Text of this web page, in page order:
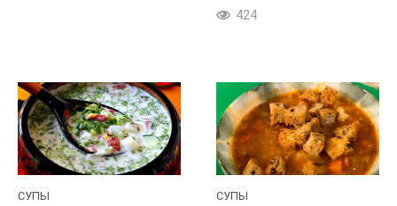
424
СУПЫ СУПЫ